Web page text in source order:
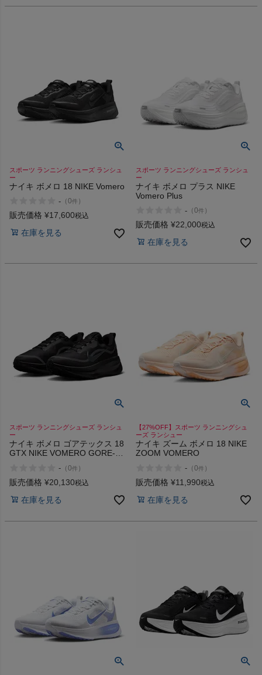
スポーツ ランニングシューズ ランシュ
ー
ナイキ ボメロ 18 NIKE Vomero
- （0件 ）
販売価格 ¥17,600税込
在庫を見る
スポーツ ランニングシューズ ランシュ
ー
ナイキ ボメロ プラス NIKE
Vomero Plus
- （0件 ）
販売価格 ¥22,000税込
在庫を見る
スポーツ ランニングシューズ ランシュ
ー
ナイキ ボメロ ゴアテックス 18
GTX NIKE VOMERO GORE-
- （0件 ）
販売価格 ¥20,130税込
在庫を見る
【27%OFF】スポーツ ランニングシュ
ーズ ランシュー
ナイキ ズーム ボメロ 18 NIKE
ZOOM VOMERO
- （0件 ）
販売価格 ¥11,990税込
在庫を見る